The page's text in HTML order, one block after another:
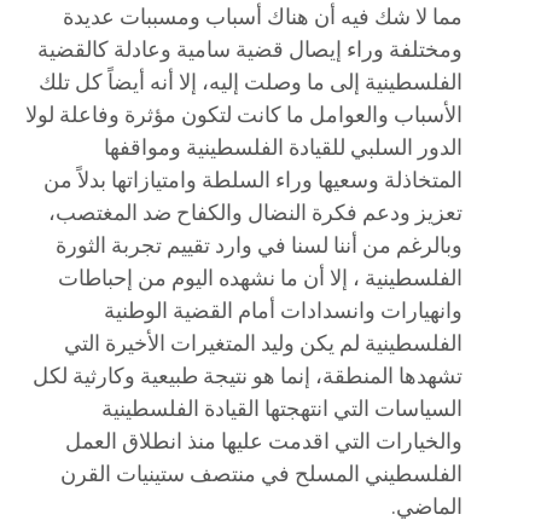
مما لا شك فيه أن هناك أسباب ومسببات عديدة
ومختلفة وراء إيصال قضية سامية وعادلة كالقضية
الفلسطينية إلى ما وصلت إليه، إلا أنه أيضاً كل تلك
الأسباب والعوامل ما كانت لتكون مؤثرة وفاعلة لولا
الدور السلبي للقيادة الفلسطينية ومواقفها
المتخاذلة وسعيها وراء السلطة وامتيازاتها بدلاً من
تعزيز ودعم فكرة النضال والكفاح ضد المغتصب،
وبالرغم من أننا لسنا في وارد تقييم تجربة الثورة
الفلسطينية ، إلا أن ما نشهده اليوم من إحباطات
وانهيارات وانسدادات أمام القضية الوطنية
الفلسطينية لم يكن وليد المتغيرات الأخيرة التي
تشهدها المنطقة، إنما هو نتيجة طبيعية وكارثية لكل
السياسات التي انتهجتها القيادة الفلسطينية
والخيارات التي اقدمت عليها منذ انطلاق العمل
الفلسطيني المسلح في منتصف ستينيات القرن
الماضي.